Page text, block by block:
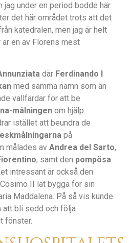
under en period bodde här.
det här området trots att det
katedralen, men jag är helt
en av Florens mest
där Ferdinando I
med samma namn som än
vallfärdar för att be
målningen om hjälp.
istället att beundra de
på
målades av Andrea del Sarto,
, samt den pompösa
intressant är också den
II lät bygga för sin
Maddalena. På så vis kunde
att bli sedd och följa
fönster.